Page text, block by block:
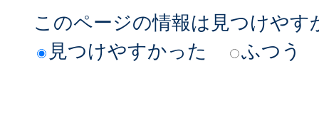
このページの情報は見つけやす
見つけやすかった
ふつう